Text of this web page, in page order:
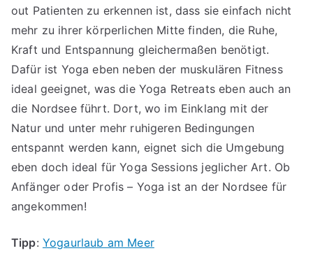
out Patienten zu erkennen ist, dass sie einfach nicht
mehr zu ihrer körperlichen Mitte finden, die Ruhe,
Kraft und Entspannung gleichermaßen benötigt.
Dafür ist Yoga eben neben der muskulären Fitness
ideal geeignet, was die Yoga Retreats eben auch an
die Nordsee führt. Dort, wo im Einklang mit der
Natur und unter mehr ruhigeren Bedingungen
entspannt werden kann, eignet sich die Umgebung
eben doch ideal für Yoga Sessions jeglicher Art. Ob
Anfänger oder Profis – Yoga ist an der Nordsee für
angekommen!
Tipp: Yogaurlaub am Meer